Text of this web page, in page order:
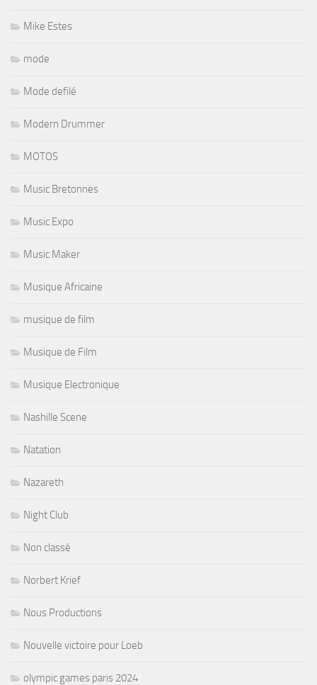
Mike Estes
mode
Mode defilé
Modern Drummer
MOTOS
Music Bretonnes
Music Expo
Music Maker
Musique Africaine
musique de film
Musique de Film
Musique Electronique
Nashille Scene
Natation
Nazareth
Night Club
Non classé
Norbert Krief
Nous Productions
Nouvelle victoire pour Loeb
olympic games paris 2024